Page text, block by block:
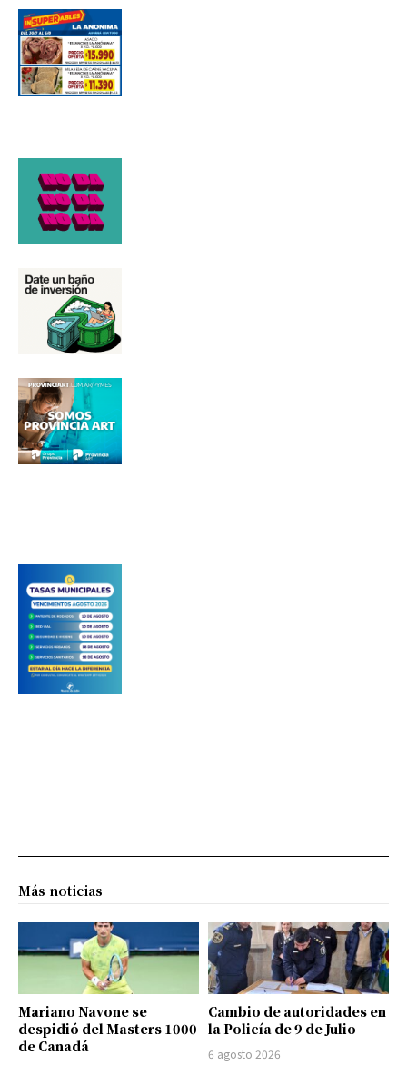
Más noticias
Mariano Navone se
despidió del Masters 1000
de Canadá
Cambio de autoridades en
la Policía de 9 de Julio
6 agosto 2026